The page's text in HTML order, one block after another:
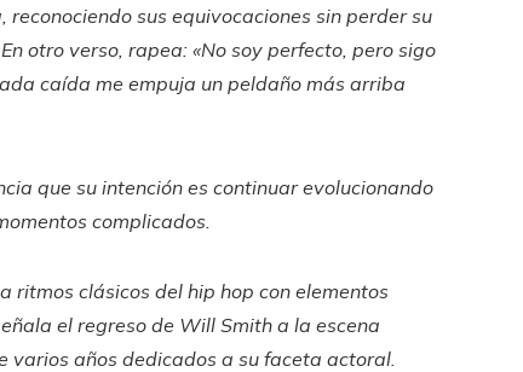
reconociendo sus equivocaciones sin perder su
otro verso, rapea: «No soy perfecto, pero sigo
caída me empuja un peldaño más arriba
que su intención es continuar evolucionando
complicados.
ritmos clásicos del hip hop con elementos
el regreso de Will Smith a la escena
varios años dedicados a su faceta actoral.